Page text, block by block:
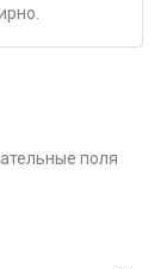
поля